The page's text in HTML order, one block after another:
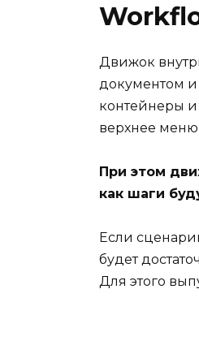
Движок
документом и
контейнеры
верхнее
При этом
как шаги
Если
будет
Для этого